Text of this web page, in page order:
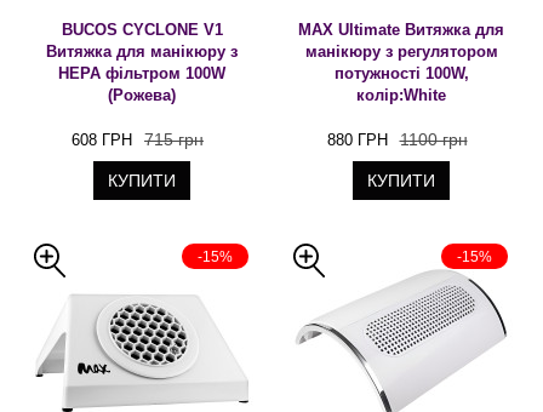
BUCOS CYCLONE V1
Витяжка для манікюру з
HEPA фільтром 100W
(Рожева)
608 ГРН 715 грн
КУПИТИ
MAX Ultimate Витяжка для
манікюру з регулятором
потужності 100W,
колір:White
880 ГРН 1100 грн
КУПИТИ
-15% -15%